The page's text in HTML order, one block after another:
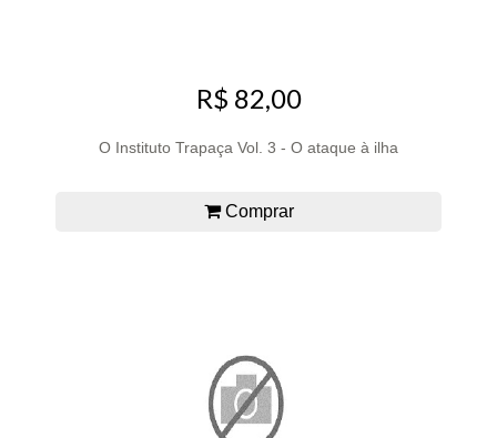
R$ 82,00
O Instituto Trapaça Vol. 3 - O ataque à ilha
Comprar